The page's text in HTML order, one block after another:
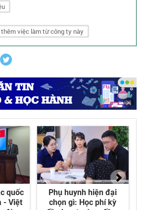
xử lý nước thải sản xuất, nước
cao quy mô công suất
thêm việc làm từ công ty này